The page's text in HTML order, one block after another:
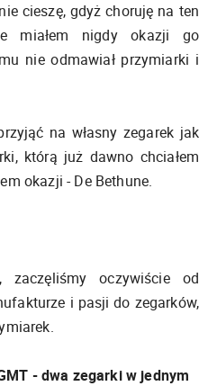
cieszę, gdyż choruję na ten
miałem nigdy okazji go
nie odmawiał przymiarki i
na własny zegarek jak
którą już dawno chciałem
okazji - De Bethune.
oczywiście od
i pasji do zegarków,
- dwa zegarki w jednym